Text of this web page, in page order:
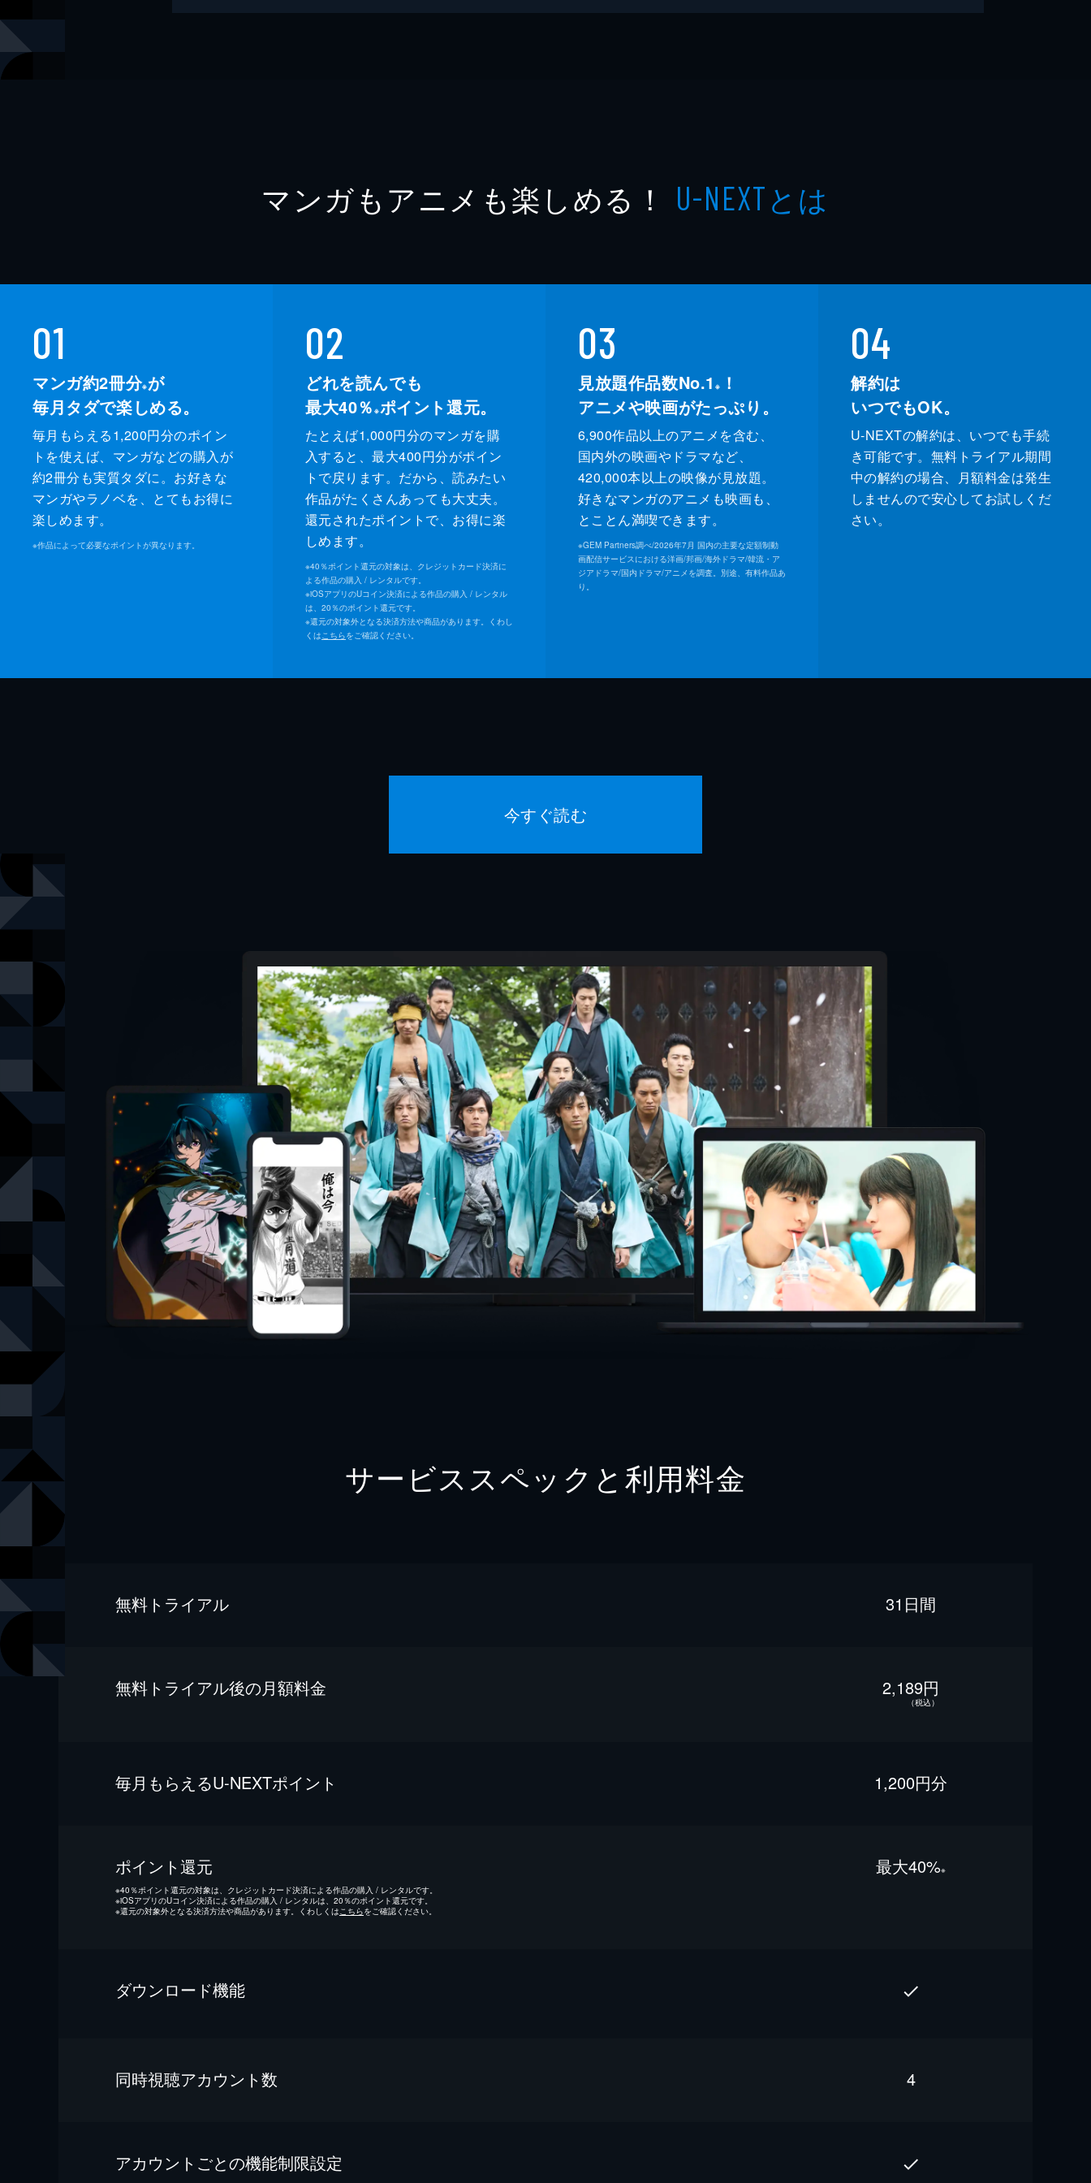
マンガもアニメも楽しめる！ U-NEXTとは
01
マンガ約2冊分※が
毎月タダで楽しめる。
毎月もらえる1,200円分のポイン
トを使えば、マンガなどの購入が
約2冊分も実質タダに。お好きな
マンガやラノベを、とてもお得に
楽しめます。
※作品によって必要なポイントが異なります。
02
どれを読んでも
最大40％ ※ポイント還元。
たとえば1,000円分のマンガを購
入すると、最大400円分がポイン
トで戻ります。だから、読みたい
作品がたくさんあっても大丈夫。
還元されたポイントで、お得に楽
しめます。
※40％ポイント還元の対象は、クレジットカード決済に
よる作品の購入 / レンタルです。
※iOSアプリのUコイン決済による作品の購入 / レンタル
は、20％のポイント還元です。
※還元の対象外となる決済方法や商品があります。くわし
くは こちらをご確認ください。
03
見放題作品数No.1 ※
！
アニメや映画がたっぷり。
6,900作品以上のアニメを含む、
国内外の映画やドラマなど、
420,000本以上の映像が見放題。
好きなマンガのアニメも映画も、
とことん満喫できます。
※GEM Partners調べ/2026年7⽉ 国内の主要な定額制動
画配信サービスにおける洋画/邦画/海外ドラマ/韓流・ア
ジアドラマ/国内ドラマ/アニメを調査。別途、有料作品あ
り。
04
解約は
いつでもOK。
U-NEXTの解約は、いつでも手続
き可能です。無料トライアル期間
中の解約の場合、月額料金は発生
しませんので安心してお試しくだ
さい。
今すぐ読む
サービススペックと利用料金
無料トライアル 31日間
無料トライアル後の⽉額料金 2,189円
（税込）
毎⽉もらえるU-NEXTポイント 1,200円分
ポイント還元 最⼤40%※
※40％ポイント還元の対象は、クレジットカード決済による作品の購入 / レンタルです。
※iOSアプリのUコイン決済による作品の購入 / レンタルは、20％のポイント還元です。
※還元の対象外となる決済方法や商品があります。くわしくはこちらをご確認ください。
ダウンロード機能
同時視聴アカウント数 4
アカウントごとの機能制限設定